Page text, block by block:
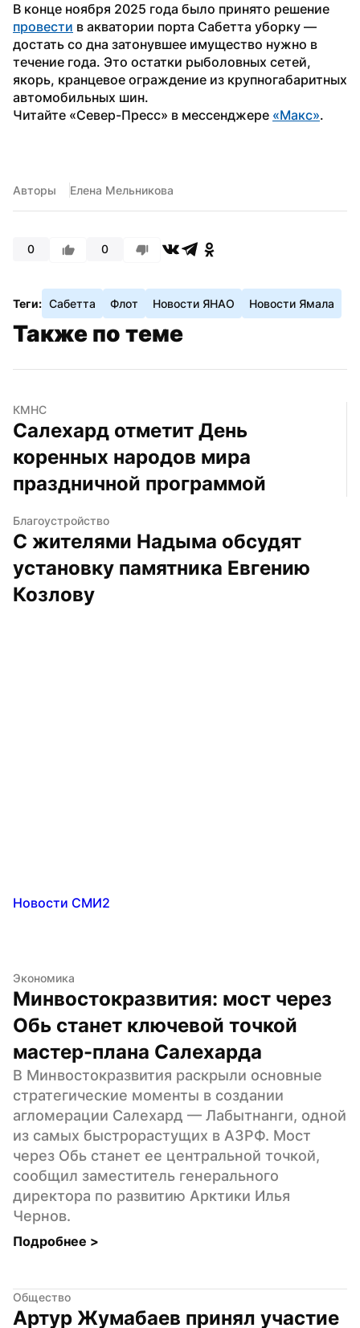
провести в акватории порта Сабетта уборку —
достать со дна затонувшее имущество нужно в
течение года. Это остатки рыболовных сетей,
якорь, кранцевое ограждение из крупногабаритных
автомобильных шин.
Читайте «Север-Пресс» в мессенджере «Макс».
Авторы Елена Мельникова
0 0
Теги: Сабетта Флот Новости ЯНАО Новости Ямала
Также по теме
КМНС
Салехард отметит День
коренных народов мира
праздничной программой
Благоустройство
С жителями Надыма обсудят
установку памятника Евгению
Козлову
Новости СМИ2
Экономика
Минвостокразвития: мост через
Обь станет ключевой точкой
мастер-плана Салехарда
В Минвостокразвития раскрыли основные
стратегические моменты в создании
агломерации Салехард — Лабытнанги, одной
из самых быстрорастущих в АЗРФ. Мост
через Обь станет ее центральной точкой,
сообщил заместитель генерального
директора по развитию Арктики Илья
Чернов.
Подробнее >
Общество
Артур Жумабаев принял участие